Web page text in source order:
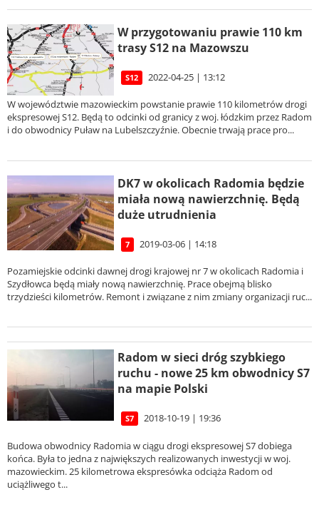
W przygotowaniu prawie 110 km
trasy S12 na Mazowszu
S12 2022-04-25 | 13:12
W województwie mazowieckim powstanie prawie 110 kilometrów drogi
ekspresowej S12. Będą to odcinki od granicy z woj. łódzkim przez Radom
i do obwodnicy Puław na Lubelszczyźnie. Obecnie trwają prace pro...
DK7 w okolicach Radomia będzie
miała nową nawierzchnię. Będą
duże utrudnienia
7 2019-03-06 | 14:18
Pozamiejskie odcinki dawnej drogi krajowej nr 7 w okolicach Radomia i
Szydłowca będą miały nową nawierzchnię. Prace obejmą blisko
trzydzieści kilometrów. Remont i związane z nim zmiany organizacji ruc...
Radom w sieci dróg szybkiego
ruchu - nowe 25 km obwodnicy S7
na mapie Polski
S7 2018-10-19 | 19:36
Budowa obwodnicy Radomia w ciągu drogi ekspresowej S7 dobiega
końca. Była to jedna z największych realizowanych inwestycji w woj.
mazowieckim. 25 kilometrowa ekspresówka odciąża Radom od
uciążliwego t...